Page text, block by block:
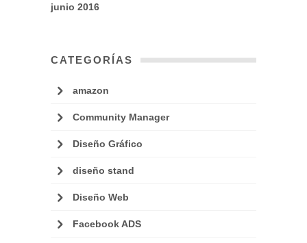
junio 2016
CATEGORÍAS
amazon
Community Manager
Diseño Gráfico
diseño stand
Diseño Web
Facebook ADS